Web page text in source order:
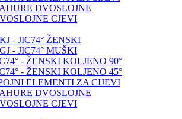
DVOSLOJNE
CJEVI
- JIC74° ŽENSKI
- JIC74° MUŠKI
- ŽENSKI KOLJENO 90°
- ŽENSKI KOLJENO 45°
ELEMENTI ZA CIJEVI
DVOSLOJNE
CJEVI